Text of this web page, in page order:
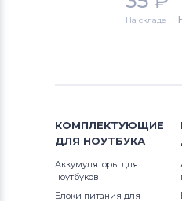
Аккумуляторы для
Тачскрины для
Тачскрины для
На складе
КОМПЛЕКТУЮЩИЕ
ДЛЯ НОУТБУКА
Аккумуляторы для
ноутбуков
Блоки питания для